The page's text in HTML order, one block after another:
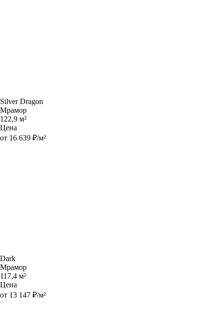
Silver Dragon
Мрамор
122,9 м²
Цена
от 16 639 ₽/м²
Dark
Мрамор
117,4 м²
Цена
от 13 147 ₽/м²